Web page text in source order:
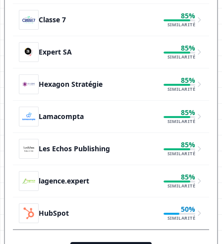
Classe 7 85%
SIMILARITÉ
Expert SA 85%
SIMILARITÉ
Hexagon Stratégie 85%
SIMILARITÉ
Lamacompta 85%
SIMILARITÉ
Les Echos Publishing 85%
SIMILARITÉ
lagence.expert 85%
SIMILARITÉ
HubSpot 50%
SIMILARITÉ